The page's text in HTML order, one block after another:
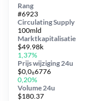
Circulating Supply
100mld
Prijs wijziging 24u
$0,0₈6776
0,20%
Marktkapitalisatie
$49.98k
1,37%
Volume 24u
$180.37
Rang
#6923